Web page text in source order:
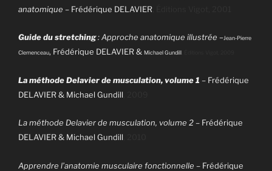
anatomique – Frédérique DELAVIER
Guide du stretching: Approche anatomique illustrée –Jean-Pierre
Clemenceau, Frédérique DELAVIER & Michael Gundill
La méthode Delavier de musculation, volume 1 – Frédérique
DELAVIER & Michael Gundill
La méthode Delavier de musculation, volume 2– Frédérique
DELAVIER & Michael Gundill
Apprendre l’anatomie musculaire fonctionnelle – Frédérique